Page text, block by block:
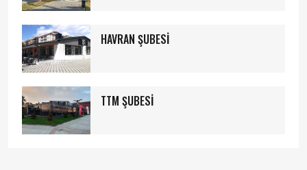
HAVRAN ŞUBESİ
TTM ŞUBESİ